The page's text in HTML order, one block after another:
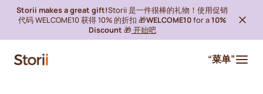
Storii makes a great gift!Storii 是一件很棒的礼物！使用促销
代码 WELCOME10 获得 10% 的折扣 🎁WELCOME10for a10%
Discount 🎁 开始吧
“菜单”